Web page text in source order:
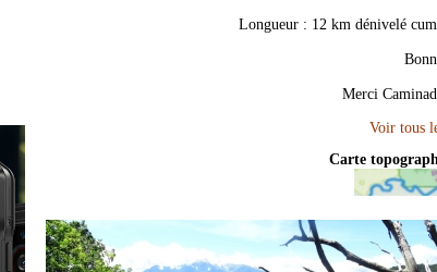
Longueur : 12 km dénivelé
Merci
Carte